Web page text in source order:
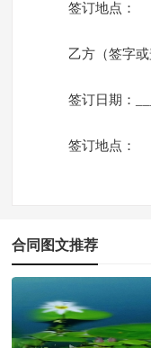
签订地点：
乙方（签字或
签订日期：
签订地点：
合同图文推荐